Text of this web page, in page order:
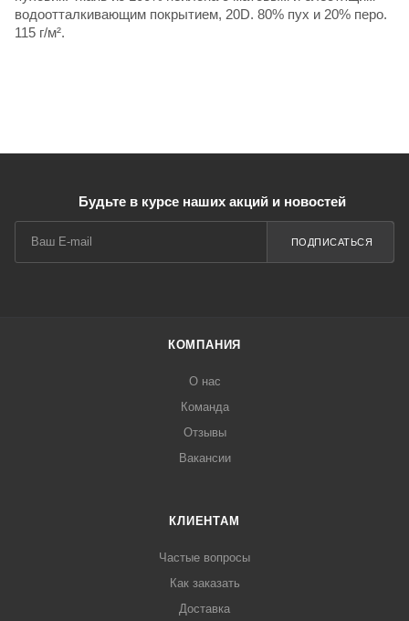
водоотталкивающим покрытием, 20D. 80% пух и 20% перо.
115 г/м².
Будьте в курсе наших акций и новостей
ПОДПИСАТЬСЯ
КОМПАНИЯ
О нас
Команда
Отзывы
Вакансии
КЛИЕНТАМ
Частые вопросы
Как заказать
Доставка